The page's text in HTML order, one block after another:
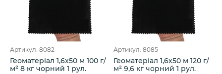
Артикул: 8082
Геоматеріал 1,6х50 м 100 г/
м² 8 кг чорний 1 рул.
Артикул: 8085
Геоматеріал 1,6х50 м 120 г/
м² 9,6 кг чорний 1 рул.